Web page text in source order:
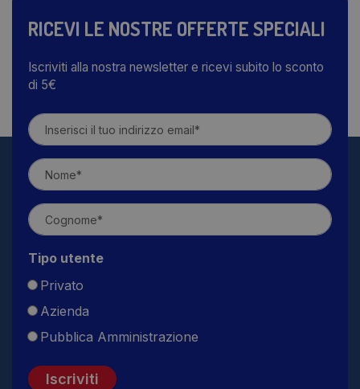
RICEVI LE NOSTRE OFFERTE SPECIALI
Iscriviti alla nostra newsletter e ricevi subito lo sconto
di 5€
Tipo utente
Privato
Azienda
Pubblica Amministrazione
Iscriviti